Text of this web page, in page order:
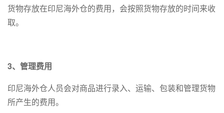
货物存放在印尼海外仓的费用，会按照货物存放的时间来收
取。
3、管理费用
印尼海外仓人员会对商品进行录入、运输、包装和管理货物
所产生的费用。